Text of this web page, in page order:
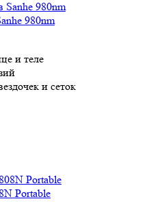
980nm
и теле
и сеток
Portable